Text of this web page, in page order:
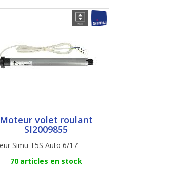
Moteur volet roulant
SI2009855
Simu T5S Auto 6/17
70 articles en stock